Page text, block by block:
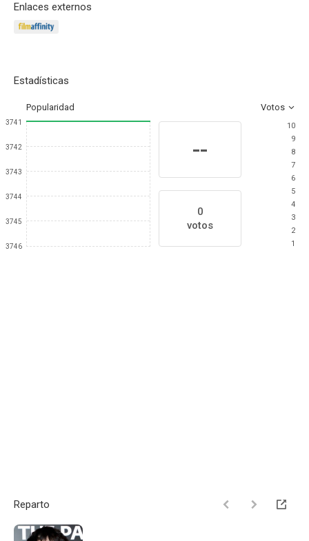
Enlaces externos
Estadísticas
Popularidad Votos
3741
3742
3743
3744
3745
3746
--
0
votos
10
9
8
7
6
5
4
3
2
1
Reparto